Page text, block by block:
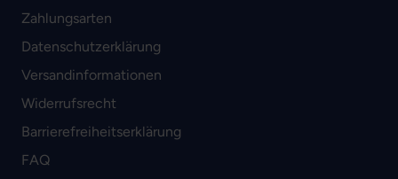
Zahlungsarten
Datenschutzerklärung
Versandinformationen
Widerrufsrecht
Barrierefreiheitserklärung
FAQ